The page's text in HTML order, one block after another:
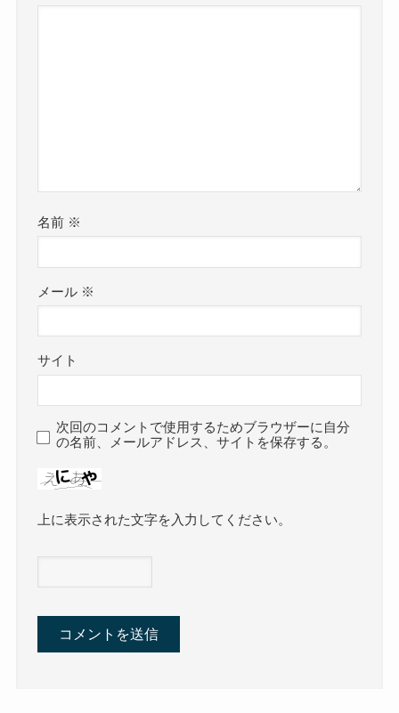
名前 ※
メール ※
サイト
次回のコメントで使用するためブラウザーに自分
の名前、メールアドレス、サイトを保存する。
上に表示された文字を入力してください。